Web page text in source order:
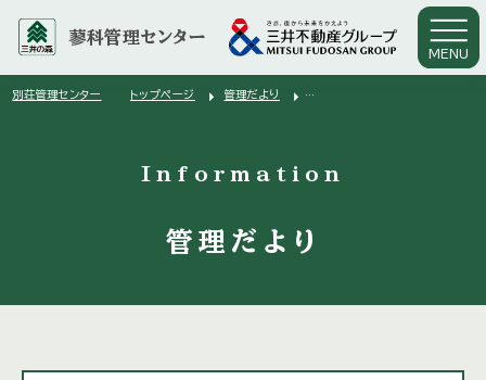
蓼科管理センター
MENU
別荘管理センター トップページ arrow_right 管理だより arrow_right
Information
管理だより